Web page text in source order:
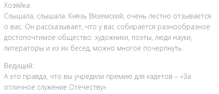
Хозяйка.
Слышала, слышала. Князь Вяземский, очень лестно отзывается
о вас. Он рассказывает, что у вас собирается разнообразное
достопочтимое общество: художники, поэты, люди науки,
литераторы и из их бесед, можно многое почерпнуть.
Ведущий:
А это правда, что вы учредили премию для кадетов – «За
отличное служение Отечеству».